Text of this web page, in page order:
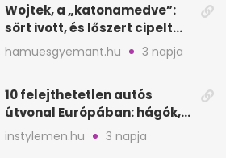
Wojtek, a „katonamedve”:
sört ivott, és lőszert cipelt
Monte Cassinónál
hamuesgyemant.hu 3 napja
10 felejthetetlen autós
útvonal Európában: hágók,
partok, fjordok
instylemen.hu 3 napja